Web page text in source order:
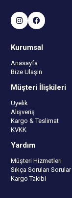
Kurumsal
Anasayfa
Bize Ulaşın
Müşteri İlişkileri
Üyelik
Alışveriş
Kargo & Teslimat
KVKK
Yardım
Müşteri Hizmetleri
Sıkça Sorulan Sorular
Kargo Takibi